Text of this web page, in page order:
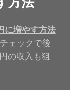
に増やす方法
ェックで後
の収入も狙